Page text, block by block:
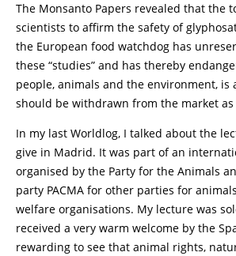
The Monsanto Papers revealed that the
scientists to affirm the safety of
the European food watchdog has
these “studies” and has thereby
people, animals and the environment, is
should be withdrawn from the market as
In my last Worldlog, I talked about the
give in Madrid. It was part of an
organised by the Party for the Animals
party PACMA for other parties for
welfare organisations. My lecture was
received a very warm welcome by the
rewarding to see that animal rights,